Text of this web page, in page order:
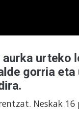
urteko
gorria
Neskak